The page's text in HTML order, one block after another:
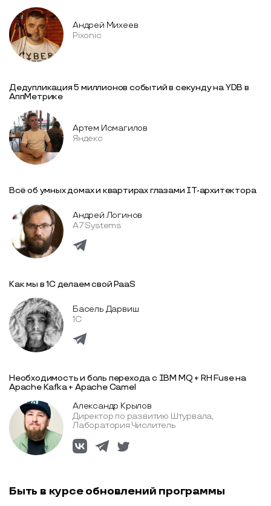
Андрей Михеев
Pixonic
Дедупликация 5 миллионов событий в секунду на YDB в
АппМетрике
Артем Исмагилов
Яндекс
Всё об умных домах и квартирах глазами IT-архитектора
Андрей Логинов
A7 Systems
Как мы в 1С делаем свой PaaS
Басель Дарвиш
1С
Необходимость и боль перехода с IBM MQ + RH Fuse на
Apache Kafka + Apache Camel
Александр Крылов
Директор по развитию Штурвала,
Лаборатория Числитель
Быть в курсе обновлений программы